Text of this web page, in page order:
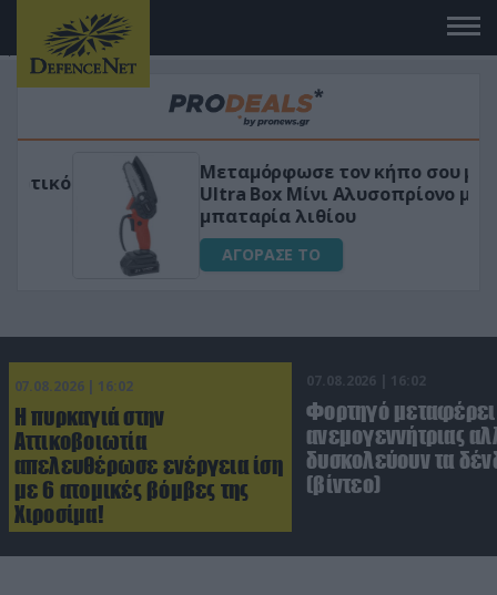
" /> " />
Μεταμόρφωσε τον κήπο σου με το
Ultra Box Μίνι Αλυσοπρίονο με
μπαταρία λιθίου
ΑΓΟΡΑΣΕ ΤΟ
07.08.2026 | 16:02
Η πυρκαγιά στην
Αττικοβοιωτία
απελευθέρωσε ενέργεια ίση
με 6 ατομικές βόμβες της
Χιροσίμα!
07.08.2026 | 16:02
Φορτηγό μεταφέρει
ανεμογεννήτριας
δυσκολεύουν τα
(βίντεο)